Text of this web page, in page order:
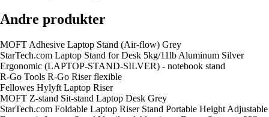
Andre produkter
MOFT Adhesive Laptop Stand (Air-flow) Grey
StarTech.com Laptop Stand for Desk 5kg/11lb Aluminum Silver
Ergonomic (LAPTOP-STAND-SILVER) - notebook stand
R-Go Tools R-Go Riser flexible
Fellowes Hylyft Laptop Riser
MOFT Z-stand Sit-stand Laptop Desk Grey
StarTech.com Foldable Laptop Riser Stand Portable Height Adjustable